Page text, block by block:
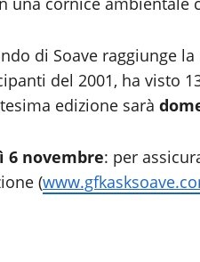
di Soave raggiunge
del 2001, ha visto
edizione sarà
6 novembre: per
(